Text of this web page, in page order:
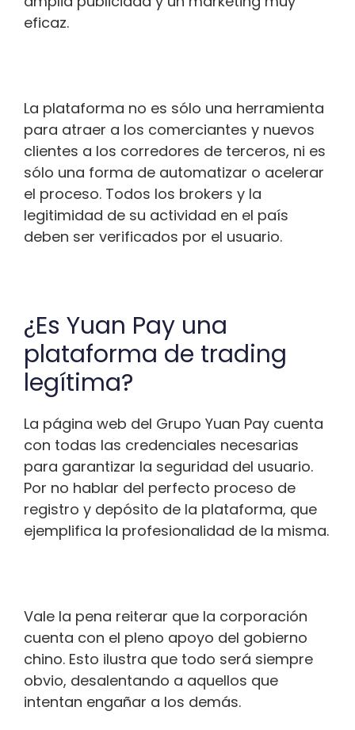
eficaz.
La plataforma no es sólo una herramienta
para atraer a los comerciantes y nuevos
clientes a los corredores de terceros, ni es
sólo una forma de automatizar o acelerar
el proceso. Todos los brokers y la
legitimidad de su actividad en el país
deben ser verificados por el usuario.
¿Es Yuan Pay una
plataforma de trading
legítima?
La página web del Grupo Yuan Pay cuenta
con todas las credenciales necesarias
para garantizar la seguridad del usuario.
Por no hablar del perfecto proceso de
registro y depósito de la plataforma, que
ejemplifica la profesionalidad de la misma.
Vale la pena reiterar que la corporación
cuenta con el pleno apoyo del gobierno
chino. Esto ilustra que todo será siempre
obvio, desalentando a aquellos que
intentan engañar a los demás.